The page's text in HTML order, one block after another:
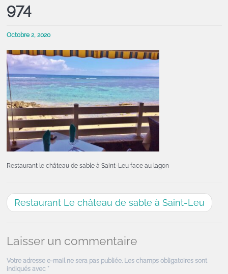
974
Octobre 2, 2020
Restaurant le château de sable à Saint-Leu face au lagon
Restaurant Le château de sable à Saint-Leu
Laisser un commentaire
Votre adresse e-mail ne sera pas publiée. Les champs obligatoires sont
indiqués avec *